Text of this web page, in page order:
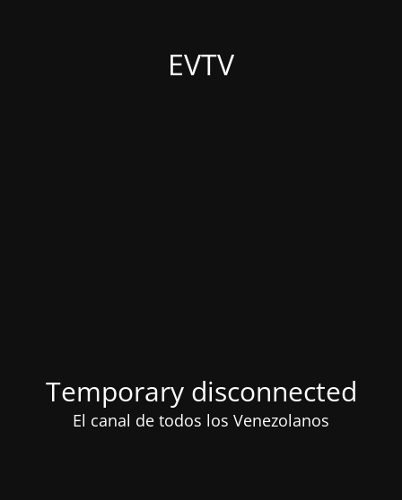
EVTV
Temporary disconnected
El canal de todos los Venezolanos